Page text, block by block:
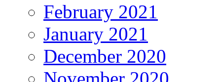
February 2021
January 2021
December 2020